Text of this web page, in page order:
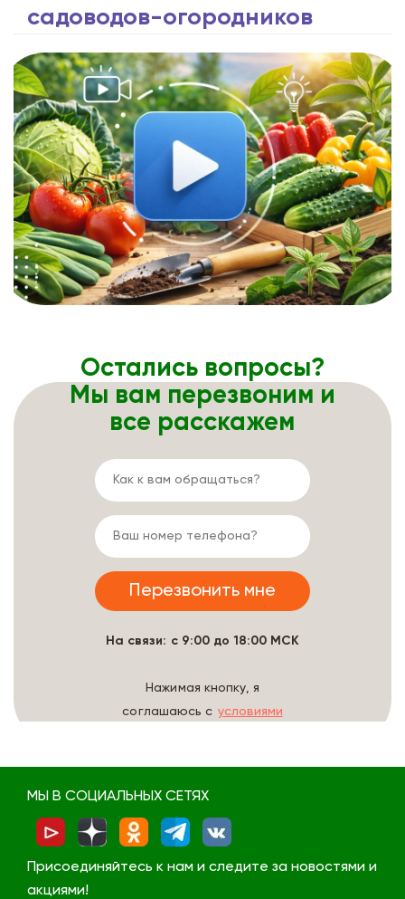
садоводов-огородников
Остались вопросы?
Мы вам перезвоним и
все расскажем
На связи: с 9:00 до 18:00 МСК
Нажимая кнопку, я
соглашаюсь с условиями
МЫ В СОЦИАЛЬНЫХ СЕТЯХ
Присоединяйтесь к нам и следите за новостями и
акциями!